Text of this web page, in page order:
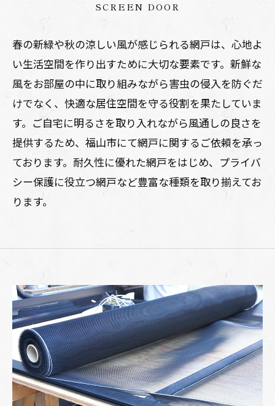
SCREEN DOOR
春の新緑や秋の涼しい風が感じられる網戸は、心地よ
い生活空間を作り出すために大切な要素です。新鮮な
風をお部屋の中に取り組みながら害虫の侵入を防ぐだ
けでなく、快適な居住空間を守る役割を果たしていま
す。ご自宅に明るさを取り入れながら風通しの良さを
提供するため、福山市にて網戸に関するご依頼を承っ
ております。耐久性に優れた網戸をはじめ、プライバ
シー保護に役立つ網戸など豊富な種類を取り揃えてお
ります。